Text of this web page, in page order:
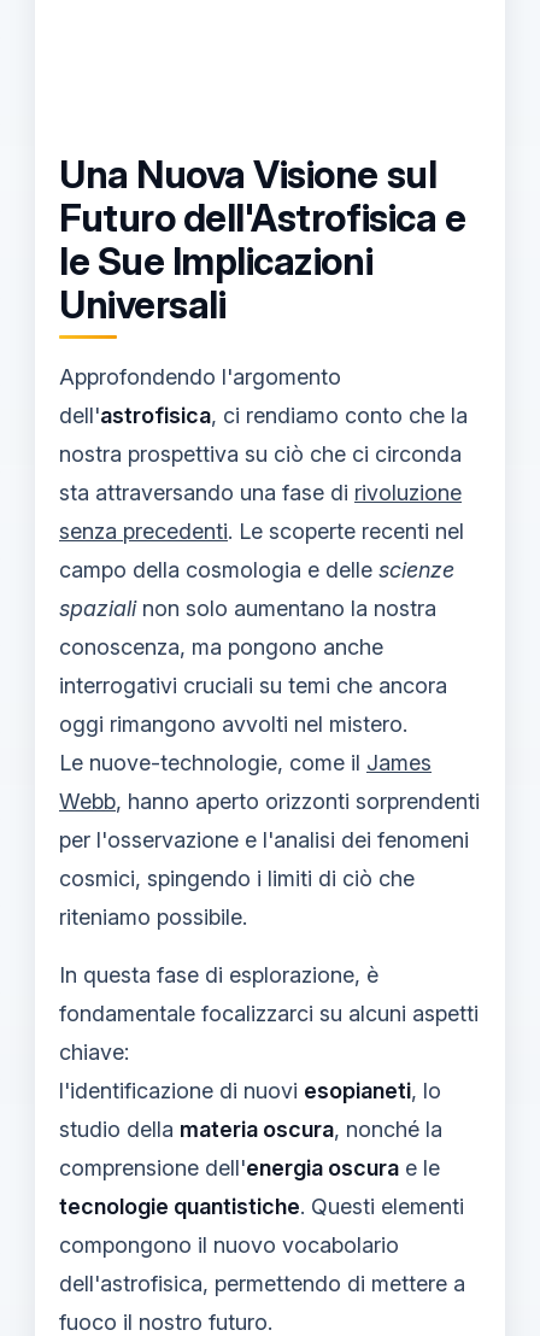
Una Nuova Visione sul
Futuro dell'Astrofisica e
le Sue Implicazioni
Universali
Approfondendo l'argomento
dell'astrofisica, ci rendiamo conto che la
nostra prospettiva su ciò che ci circonda
sta attraversando una fase di rivoluzione
senza precedenti. Le scoperte recenti nel
campo della cosmologia e delle scienze
spazialinon solo aumentano la nostra
conoscenza, ma pongono anche
interrogativi cruciali su temi che ancora
oggi rimangono avvolti nel mistero.
Le nuove-technologie, come il James
Webb, hanno aperto orizzonti sorprendenti
per l'osservazione e l'analisi dei fenomeni
cosmici, spingendo i limiti di ciò che
riteniamo possibile.
In questa fase di esplorazione, è
fondamentale focalizzarci su alcuni aspetti
chiave:
l'identificazione di nuovi esopianeti, lo
studio della materia oscura, nonché la
comprensione dell'energia oscura e le
tecnologie quantistiche. Questi elementi
compongono il nuovo vocabolario
dell'astrofisica, permettendo di mettere a
fuoco il nostro futuro.